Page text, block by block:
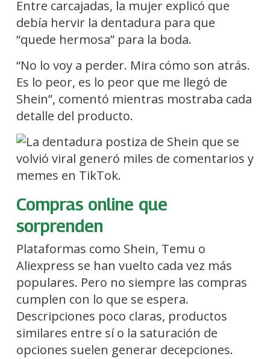
Entre carcajadas, la mujer explicó que
debía hervir la dentadura para que
“quede hermosa” para la boda.
“No lo voy a perder. Mira cómo son atrás.
Es lo peor, es lo peor que me llegó de
Shein”, comentó mientras mostraba cada
detalle del producto.
Compras online que
sorprenden
Plataformas como Shein, Temu o
Aliexpress se han vuelto cada vez más
populares. Pero no siempre las compras
cumplen con lo que se espera.
Descripciones poco claras, productos
similares entre sí o la saturación de
opciones suelen generar decepciones.